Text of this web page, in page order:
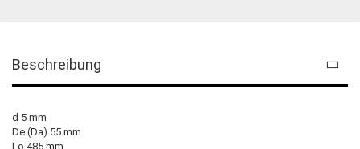
Beschreibung
d 5 mm
De (Da) 55 mm
Lo 485 mm